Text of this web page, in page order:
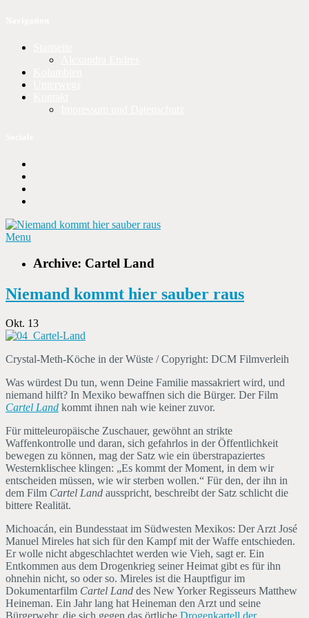
Menu
Archive: Cartel Land
Niemand kommt hier sauber raus
Okt. 13
Crystal-Meth-Köche in der Wüste / Copyright: DCM Filmverleih
Was würdest Du tun, wenn Deine Familie massakriert wird, und
niemand hilft? In Mexiko bewaffnen sich die Bürger. Der Film
Cartel Land kommt ihnen nah wie keiner zuvor.
Für mitteleuropäische Zuschauer, gewöhnt an strikte
Waffenkontrolle und daran, sich gefahrlos in der Öffentlichkeit
bewegen zu können, mag der Satz wie ein überstrapaziertes
Westernklischee klingen: „Es kommt der Moment, in dem wir
entscheiden müssen, wie wir sterben wollen.“ Für den, der ihn in
dem Film Cartel Land ausspricht, beschreibt der Satz schlicht die
bittere Realität.
Michoacán, ein Bundesstaat im Südwesten Mexikos: Der Arzt José
Manuel Mireles hat sich für den Kampf mit der Waffe entschieden.
Er wolle nicht abgeschlachtet werden wie Vieh, sagt er. Ein
Entkommen aus dem Drogenkrieg seiner Heimat gibt es für ihn
ohnehin nicht, so oder so. Mireles ist die Hauptfigur im
Dokumentarfilm Cartel Land des New Yorker Regisseurs Matthew
Heineman. Ein Jahr lang hat Heineman den Arzt und seine